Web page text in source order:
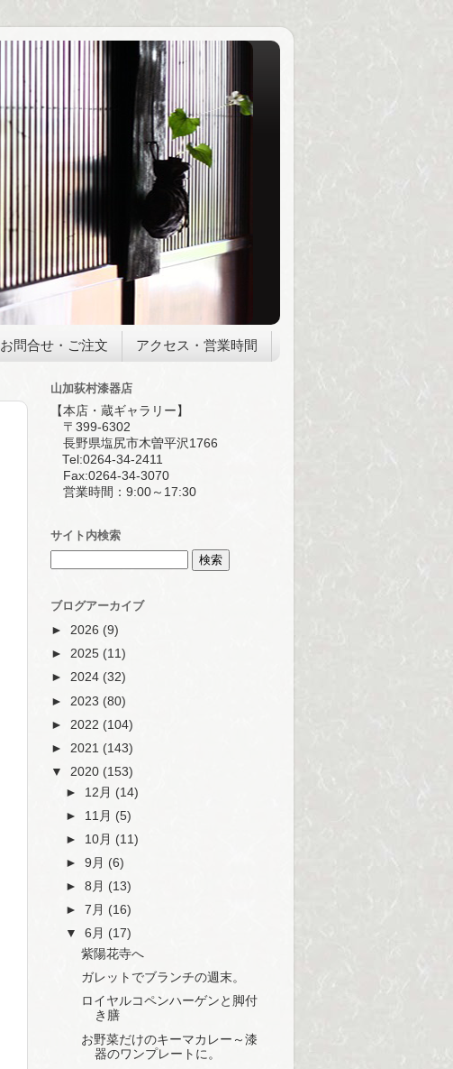
お問合せ・ご注文 アクセス・営業時間
山加荻村漆器店
【本店・蔵ギャラリー】
〒399-6302
長野県塩尻市木曽平沢1766
Tel:0264-34-2411
Fax:0264-34-3070
営業時間：9:00～17:30
サイト内検索
ブログアーカイブ
► 2026 (9)
► 2025 (11)
► 2024 (32)
► 2023 (80)
► 2022 (104)
► 2021 (143)
▼ 2020 (153)
► 12月 (14)
► 11月 (5)
► 10月 (11)
►9月 (6)
►8月 (13)
►7月 (16)
▼6月 (17)
紫陽花寺へ
ガレットでブランチの週末。
ロイヤルコペンハーゲンと脚付
き膳
お野菜だけのキーマカレー～漆
器のワンプレートに。